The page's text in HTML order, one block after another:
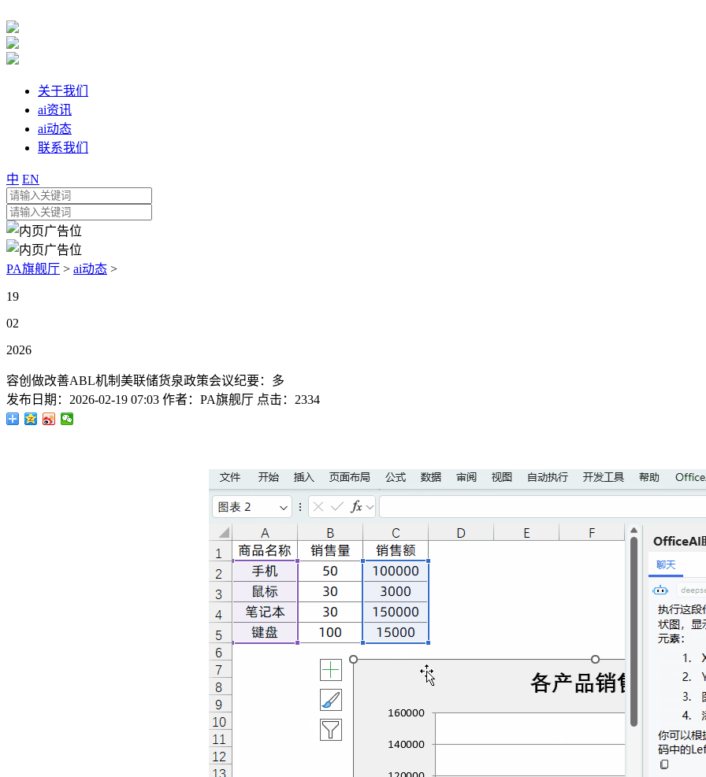
关于我们
ai资讯
ai动态
联系我们
中 EN
PA旗舰厅 > ai动态 >
19
02
2026
容创做改善ABL机制美联储货泉政策会议纪要：多
发布日期： 2026-02-19 07:03 作者： PA旗舰厅 点击： 2334